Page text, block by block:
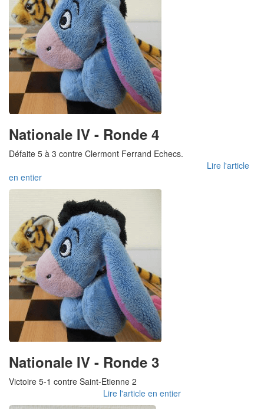
Nationale IV - Ronde 4
Défaite 5 à 3 contre Clermont Ferrand Echecs.
Lire l'article
en entier
Nationale IV - Ronde 3
Victoire 5-1 contre Saint-Etienne 2
Lire l'article en entier